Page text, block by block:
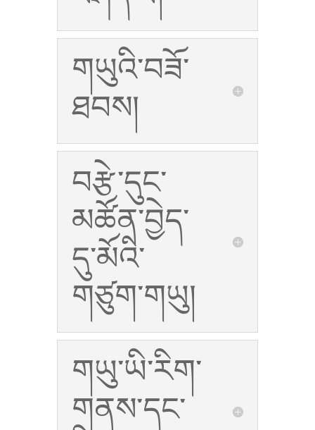
གཡུའི་བཟོ་
ཐབས།
བརྩེ་དུང་
མཚོན་བྱེད་
དུ་མོའི་
གཙུག་གཡུ།
གཡུ་ཡི་རིག་
གནས་དང་